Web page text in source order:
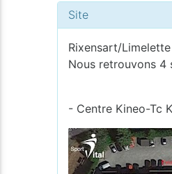
Site
Rixensart/Limelette
Nous retrouvons 4
- Centre Kineo-Tc